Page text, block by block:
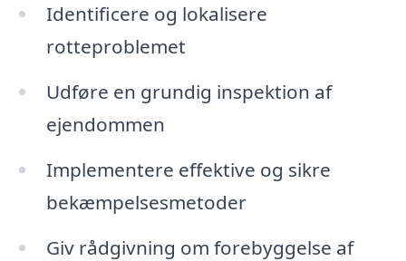
Identificere og lokalisere
rotteproblemet
Udføre en grundig inspektion af
ejendommen
Implementere effektive og sikre
bekæmpelsesmetoder
Giv rådgivning om forebyggelse af